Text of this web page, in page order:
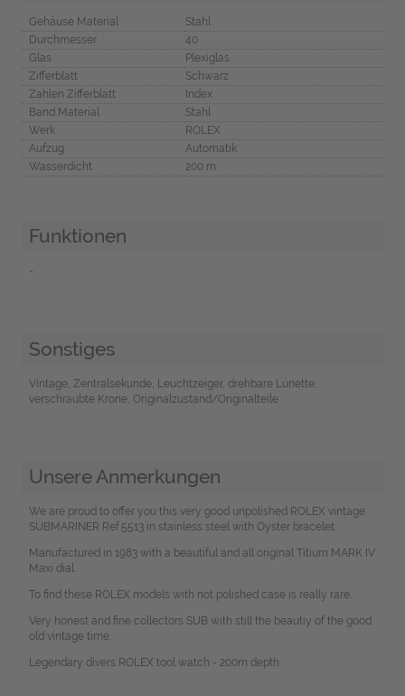
Gehäuse Material
Stahl
Durchmesser
40
Glas
Plexiglas
Zifferblatt
Schwarz
Zahlen Zifferblatt
Index
Band Material
Stahl
Werk
ROLEX
Aufzug
Automatik
Wasserdicht
200 m
Funktionen
-
Sonstiges
Vintage, Zentralsekunde, Leuchtzeiger, drehbare Lünette,
verschraubte Krone, Originalzustand/Originalteile
Unsere Anmerkungen
We are proud to offer you this very good unpolished ROLEX vintage
SUBMARINER Ref.5513 in stainless steel with Oyster bracelet.
Manufactured in 1983 with a beautiful and all original Titium MARK IV
Maxi dial.
To find these ROLEX models with not polished case is really rare.
Very honest and fine collectors SUB with still the beautiy of the good
old vintage time.
Legendary divers ROLEX tool watch - 200m depth.